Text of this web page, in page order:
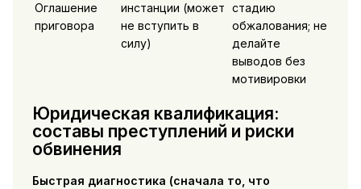
Оглашение
приговора
инстанции (может
не вступить в
силу)
стадию
обжалования; не
делайте
выводов без
мотивировки
Юридическая квалификация:
составы преступлений и риски
обвинения
Быстрая диагностика (сначала то, что